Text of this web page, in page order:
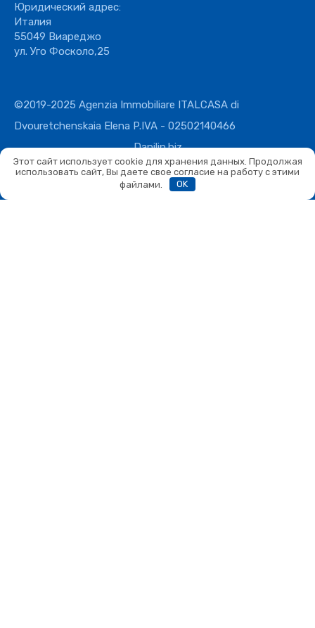
Юридический адрес:
Италия
55049 Виареджо
ул. Уго Фосколо,25
©2019-2025 Agenzia Immobiliare ITALCASA di
Dvouretchenskaia Elena P.IVA - 02502140466
Danilin.biz
Этот сайт использует cookie для хранения данных. Продолжая
использовать сайт, Вы даете свое согласие на работу с этими
файлами.
OK